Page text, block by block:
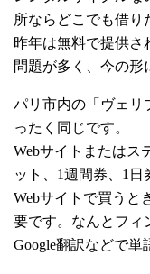
所ならどこでも借り
昨年は無料で提供さ
問題が多く、今の形
パリ市内の「ヴェリ
ったく同じです。
Webサイトまたはス
ット、1週間券、1日
Webサイトで買うと
要です。なんとフィ
Google翻訳などで単